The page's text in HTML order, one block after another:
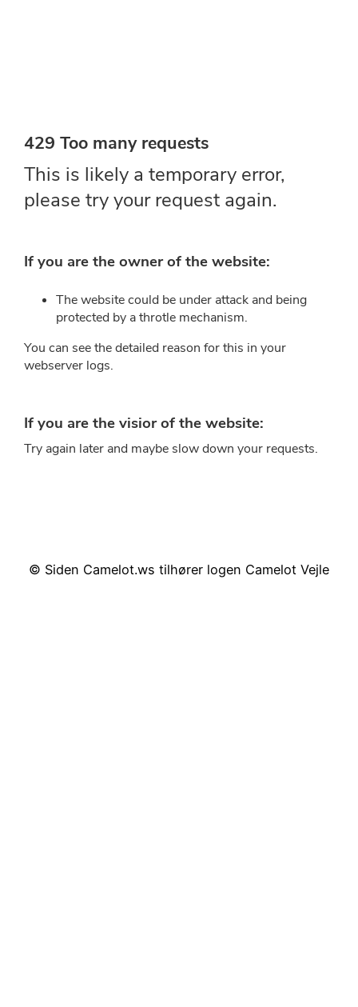
© Siden Camelot.ws tilhører logen Camelot Vejle